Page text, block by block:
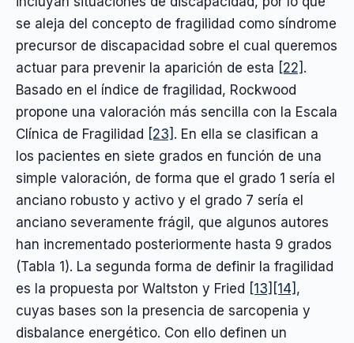
se aleja del concepto de fragilidad como síndrome
precursor de discapacidad sobre el cual queremos
actuar para prevenir la aparición de esta [22] .
Basado en el índice de fragilidad, Rockwood
propone una valoración más sencilla con la Escala
Clínica de Fragilidad [23] . En ella se clasifican a
los pacientes en siete grados en función de una
simple valoración, de forma que el grado 1 sería el
anciano robusto y activo y el grado 7 sería el
anciano severamente frágil, que algunos autores
han incrementado posteriormente hasta 9 grados
(Tabla 1). La segunda forma de definir la fragilidad
es la propuesta por Waltston y Fried [13] [14] ,
cuyas bases son la presencia de sarcopenia y
disbalance energético. Con ello definen un